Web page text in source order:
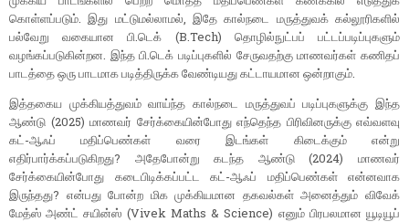
கொள்ளப்படும். இது மட்டுமல்லாமல், இதே கால்நடை மருத்துவக் கல்லூரிகளில்
பல்வேறு வகையான பி.டெக் (B.Tech) தொழில்நுட்பப் பட்டப்படிப்புகளும்
வழங்கப்படுகின்றன. இந்த பி.டெக் படிப்புகளில் சேருவதற்கு மாணவர்கள் கணிதப்
பாடத்தை ஒரு பாடமாக படித்திருக்க வேண்டியது கட்டாயமான ஒன்றாகும்.
இத்தகைய முக்கியத்துவம் வாய்ந்த கால்நடை மருத்துவப் படிப்புகளுக்கு இந்த
ஆண்டு (2025) மாணவர் சேர்க்கையின்போது எந்தெந்த பிரிவினருக்கு எவ்வளவு
கட்-ஆஃப் மதிப்பெண்கள் வரை இடங்கள் கிடைக்கும் என்று
எதிர்பார்க்கப்படுகிறது? அதேபோன்று கடந்த ஆண்டு (2024) மாணவர்
சேர்க்கையின்போது கடைபிடிக்கப்பட்ட கட்-ஆஃப் மதிப்பெண்கள் என்னவாக
இருந்தது? என்பது போன்ற மிக முக்கியமான தகவல்கள் அனைத்தும் விவேக்
மேத்ஸ் அண்ட் சயின்ஸ் (Vivek Maths & Science) எனும் பிரபலமான யூடியூப்